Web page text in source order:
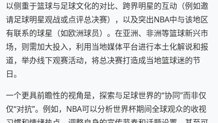
以侧重于篮球与足球文化的对比、跨界明星的互动（例如邀
请足球明星观战或点评总决赛），以及突出NBA中与该地区
有联系的球星（如欧洲球员）。在亚洲、非洲等篮球新兴市
场，则需加大投入，利用当地媒体平台进行本土化解说和报
道，举办线下观赛活动，将总决赛打造成当地篮球迷的节
日。
一个更具前瞻性的视角是，探索与足球世界的“协同”而非仅
仅“对抗”。例如，NBA可以分析世界杯期间全球观众的收视